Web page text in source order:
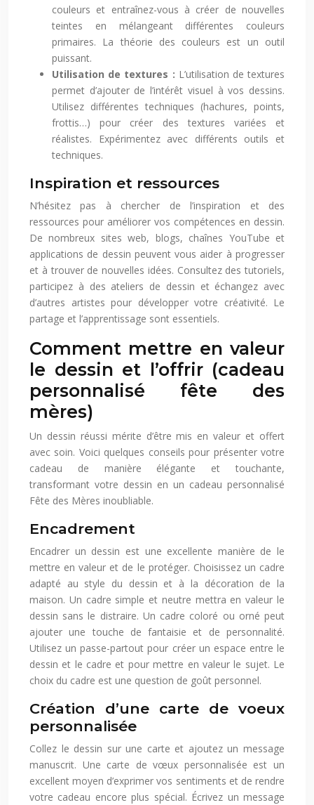
couleurs et entraînez-vous à créer de nouvelles
teintes en mélangeant différentes couleurs
primaires. La théorie des couleurs est un outil
puissant.
Utilisation de textures : L’utilisation de textures
permet d’ajouter de l’intérêt visuel à vos dessins.
Utilisez différentes techniques (hachures, points,
frottis…) pour créer des textures variées et
réalistes. Expérimentez avec différents outils et
techniques.
Inspiration et ressources
N’hésitez pas à chercher de l’inspiration et des
ressources pour améliorer vos compétences en dessin.
De nombreux sites web, blogs, chaînes YouTube et
applications de dessin peuvent vous aider à progresser
et à trouver de nouvelles idées. Consultez des tutoriels,
participez à des ateliers de dessin et échangez avec
d’autres artistes pour développer votre créativité. Le
partage et l’apprentissage sont essentiels.
Comment mettre en valeur
le dessin et l’offrir (cadeau
personnalisé fête des
mères)
Un dessin réussi mérite d’être mis en valeur et offert
avec soin. Voici quelques conseils pour présenter votre
cadeau de manière élégante et touchante,
transformant votre dessin en un cadeau personnalisé
Fête des Mères inoubliable.
Encadrement
Encadrer un dessin est une excellente manière de le
mettre en valeur et de le protéger. Choisissez un cadre
adapté au style du dessin et à la décoration de la
maison. Un cadre simple et neutre mettra en valeur le
dessin sans le distraire. Un cadre coloré ou orné peut
ajouter une touche de fantaisie et de personnalité.
Utilisez un passe-partout pour créer un espace entre le
dessin et le cadre et pour mettre en valeur le sujet. Le
choix du cadre est une question de goût personnel.
Création d’une carte de voeux
personnalisée
Collez le dessin sur une carte et ajoutez un message
manuscrit. Une carte de vœux personnalisée est un
excellent moyen d’exprimer vos sentiments et de rendre
votre cadeau encore plus spécial. Écrivez un message